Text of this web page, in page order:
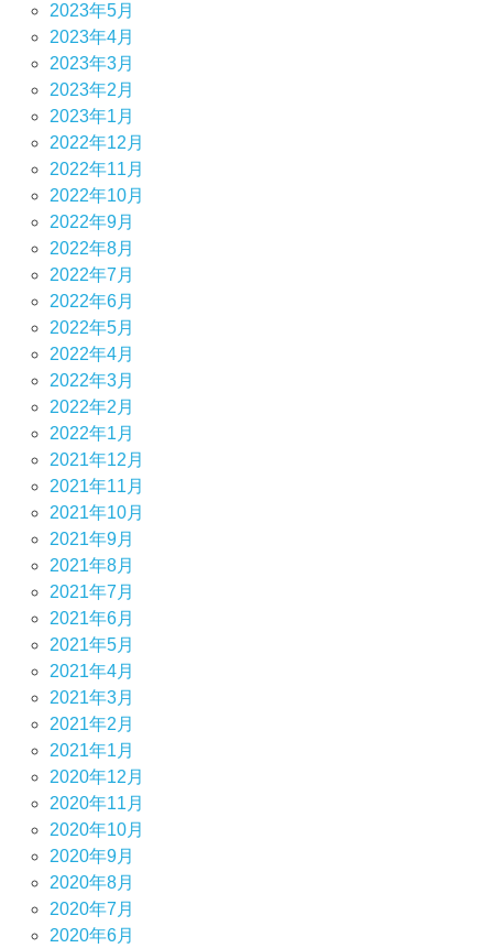
2023年5月
2023年4月
2023年3月
2023年2月
2023年1月
2022年12月
2022年11月
2022年10月
2022年9月
2022年8月
2022年7月
2022年6月
2022年5月
2022年4月
2022年3月
2022年2月
2022年1月
2021年12月
2021年11月
2021年10月
2021年9月
2021年8月
2021年7月
2021年6月
2021年5月
2021年4月
2021年3月
2021年2月
2021年1月
2020年12月
2020年11月
2020年10月
2020年9月
2020年8月
2020年7月
2020年6月